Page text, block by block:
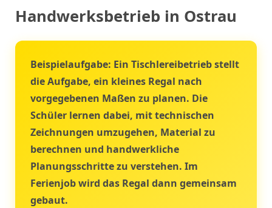
Handwerksbetrieb in Ostrau
Beispielaufgabe: Ein Tischlereibetrieb stellt
die Aufgabe, ein kleines Regal nach
vorgegebenen Maßen zu planen. Die
Schüler lernen dabei, mit technischen
Zeichnungen umzugehen, Material zu
berechnen und handwerkliche
Planungsschritte zu verstehen. Im
Ferienjob wird das Regal dann gemeinsam
gebaut.